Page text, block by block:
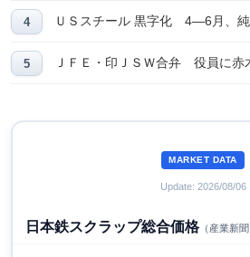
ＵＳスチール 黒字化 4―6月、純
ＪＦＥ・印ＪＳＷ合弁 役員に赤
MARKET DATA
Update: 2026/08/06
日本鉄スクラップ総合価格（産業新聞